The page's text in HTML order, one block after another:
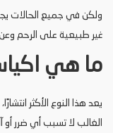
ولكن في جميع الحالات
غير طبيعية على الرحم
ما هي
يعد هذا النوع الأكثر
الغالب لا تسبب أي ضرر أو